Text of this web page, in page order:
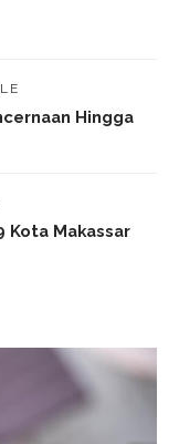
Hingga
Kota Makassar